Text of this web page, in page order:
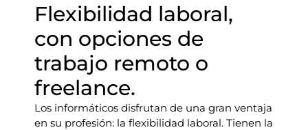
Flexibilidad laboral,
con opciones de
trabajo remoto o
freelance.
Los informáticos disfrutan de una gran ventaja
en su profesión: la flexibilidad laboral. Tienen la